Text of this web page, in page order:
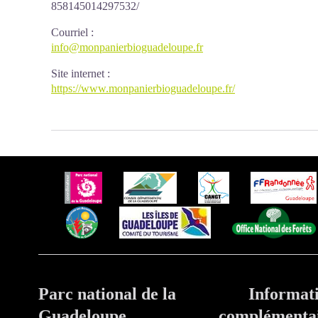
858145014297532/
Courriel :
info@monpanierbioguadeloupe.fr
Site internet :
https://www.monpanierbioguadeloupe.fr/
Parc national de la